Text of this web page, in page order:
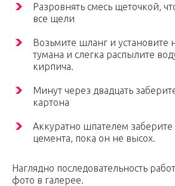
Разровнять смесь щеточкой,
все щели
Возьмите шланг и установите
тумана и слегка распылите
кирпича.
Минут через двадцать
картона
Аккуратно шпателем
цемента, пока он не высох.
Наглядно последовательность
фото в галерее.